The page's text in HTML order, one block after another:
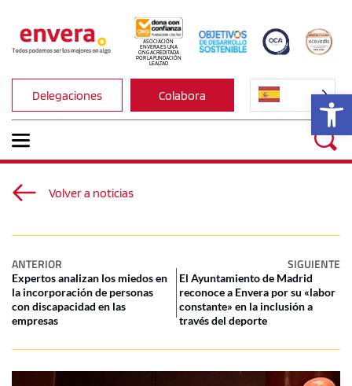
ASOCIACIÓN
ENVERA ES UNA
ONG ACREDITADA
POR LA FUNDACIÓN
LEALTAD
Delegaciones Colabora
Volver a noticias
ANTERIOR SIGUIENTE
Expertos analizan los miedos en
la incorporación de personas
con discapacidad en las
empresas
El Ayuntamiento de Madrid
reconoce a Envera por su «labor
constante» en la inclusión a
través del deporte